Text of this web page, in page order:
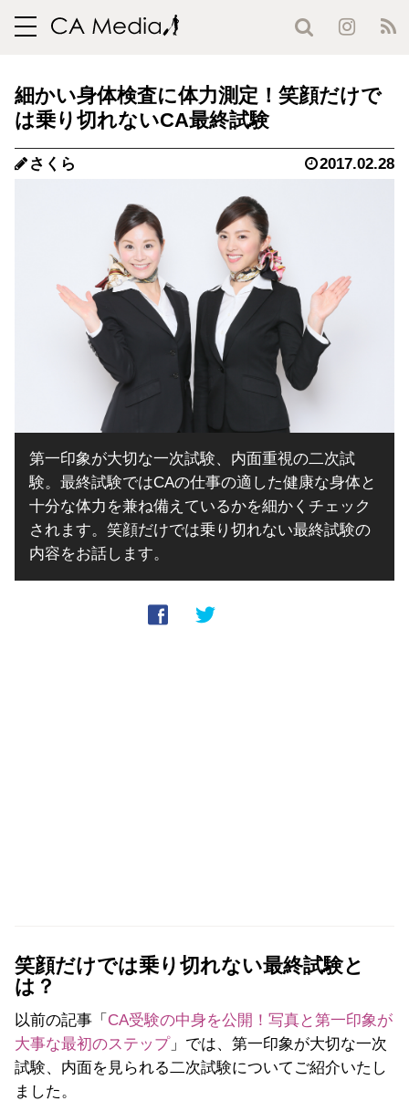
toggle
細かい身体検査に体力測定！笑顔だけで
は乗り切れないCA最終試験
さくら 2017.02.28
第一印象が大切な一次試験、内面重視の二次試
験。最終試験ではCAの仕事の適した健康な身体と
十分な体力を兼ね備えているかを細かくチェック
されます。笑顔だけでは乗り切れない最終試験の
内容をお話します。
笑顔だけでは乗り切れない最終試験と
は？
以前の記事「 CA受験の中身を公開！写真と第一印象が
大事な最初のステップ」では、第一印象が大切な一次
試験、内面を見られる二次試験についてご紹介いたし
ました。